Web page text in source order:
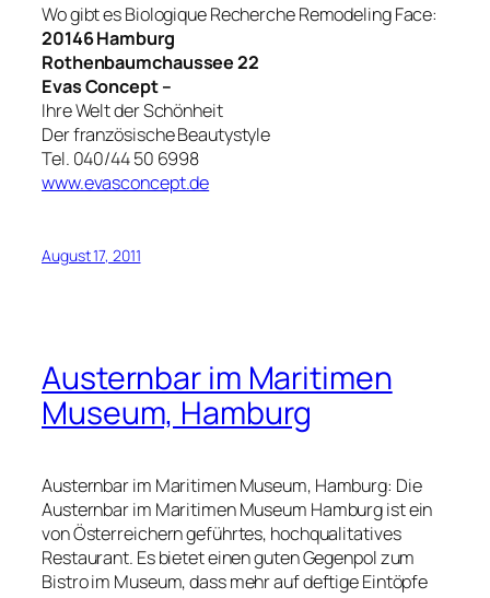
Wo gibt es Biologique Recherche Remodeling Face:
20146 Hamburg
Rothenbaumchaussee 22
Evas Concept –
Ihre Welt der Schönheit
Der französische Beautystyle
Tel. 040/44 50 6998
www.evasconcept.de
August 17, 2011
Austernbar im Maritimen
Museum, Hamburg
Austernbar im Maritimen Museum, Hamburg: Die
Austernbar im Maritimen Museum Hamburg ist ein
von Österreichern geführtes, hochqualitatives
Restaurant. Es bietet einen guten Gegenpol zum
Bistro im Museum, dass mehr auf deftige Eintöpfe